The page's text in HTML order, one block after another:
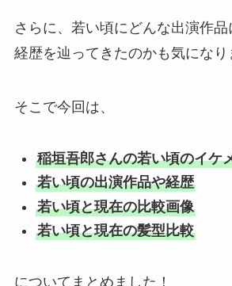
さらに、若い頃にどんな出演作
経歴を辿ってきたのかも気になり
そこで今回は、
稲垣吾郎さんの若い頃のイケ
若い頃の出演作品や経歴
若い頃と現在の比較画像
若い頃と現在の髪型比較
についてまとめました！